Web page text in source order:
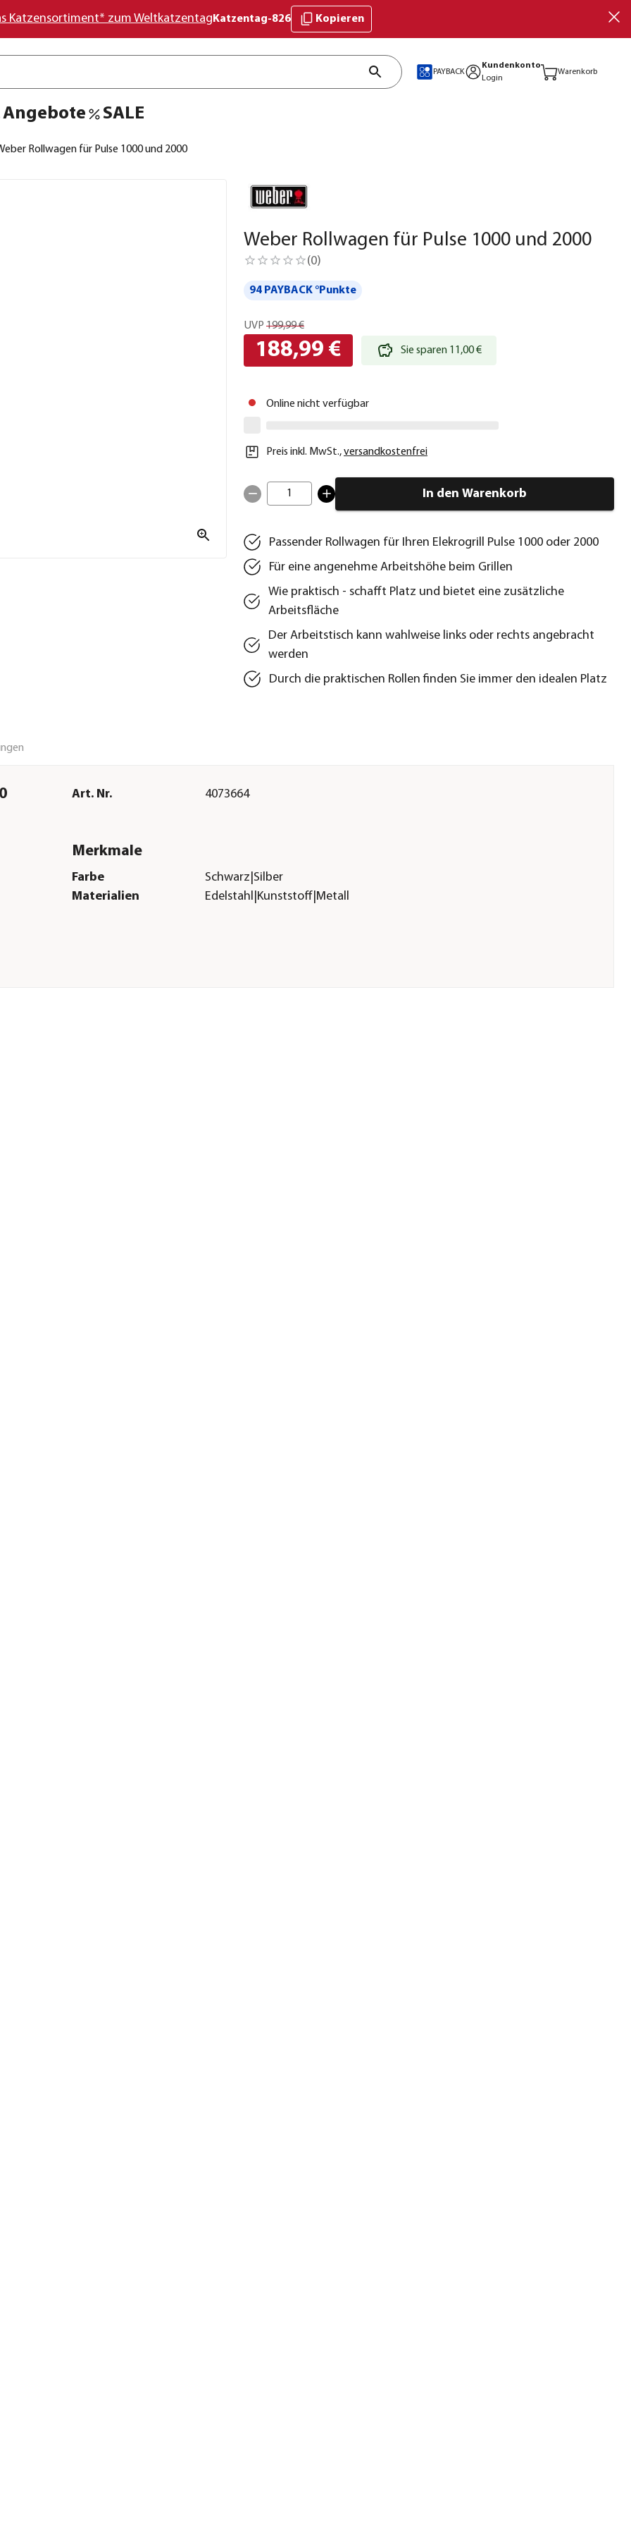
Katzensortiment* zum Weltkatzentag Katzentag-826 Kopieren
PAYBACK
Kundenkonto
Login
Warenkorb
Angebote SALE
Rollwagen für Pulse 1000 und 2000
Weber Rollwagen für Pulse 1000 und 2000
(0)
94 PAYBACK °Punkte
UVP 199,99 €
188,99 € Sie sparen 11,00 €
Online nicht verfügbar
Preis inkl. MwSt.,versandkostenfrei
1 In den Warenkorb
Passender Rollwagen für Ihren Elekrogrill Pulse 1000 oder 2000
Für eine angenehme Arbeitshöhe beim Grillen
Wie praktisch - schafft Platz und bietet eine zusätzliche
Arbeitsfläche
Der Arbeitstisch kann wahlweise links oder rechts angebracht
werden
Durch die praktischen Rollen finden Sie immer den idealen Platz
Art. Nr. 4073664
Merkmale
Farbe
Schwarz|Silber
Materialien
Edelstahl|Kunststoff|Metall